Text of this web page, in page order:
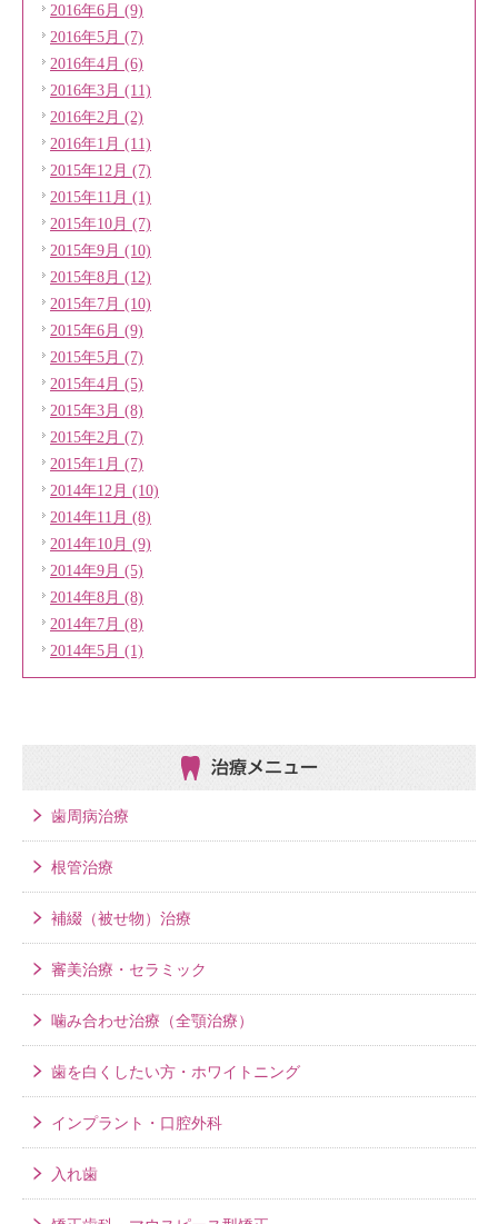
2016年6月 (9)
2016年5月 (7)
2016年4月 (6)
2016年3月 (11)
2016年2月 (2)
2016年1月 (11)
2015年12月 (7)
2015年11月 (1)
2015年10月 (7)
2015年9月 (10)
2015年8月 (12)
2015年7月 (10)
2015年6月 (9)
2015年5月 (7)
2015年4月 (5)
2015年3月 (8)
2015年2月 (7)
2015年1月 (7)
2014年12月 (10)
2014年11月 (8)
2014年10月 (9)
2014年9月 (5)
2014年8月 (8)
2014年7月 (8)
2014年5月 (1)
治療メニュー
歯周病治療
根管治療
補綴（被せ物）治療
審美治療・セラミック
噛み合わせ治療（全顎治療）
歯を白くしたい方・ホワイトニング
インプラント・口腔外科
入れ歯